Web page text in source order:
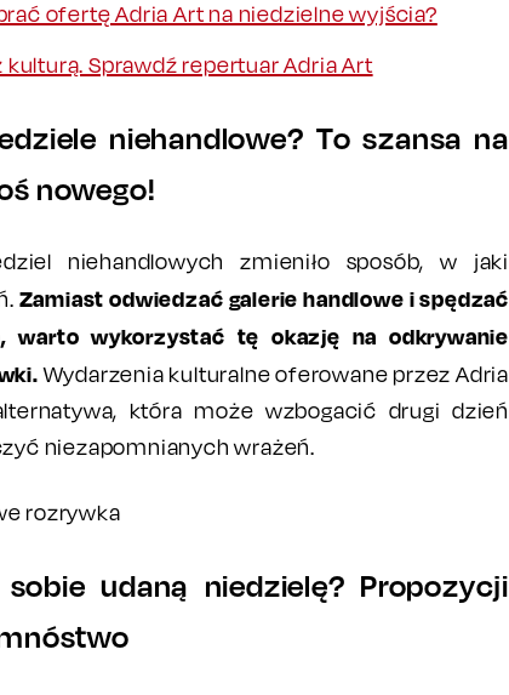
ofertę Adria Art na niedzielne wyjścia?
Sprawdź repertuar Adria Art
niehandlowe? To szansa na
nowego!
niehandlowych zmieniło sposób, w jaki
Zamiast odwiedzać galerie handlowe i spędzać
warto wykorzystać tę okazję na odkrywanie
Wydarzenia kulturalne oferowane przez Adria
która może wzbogacić drugi dzień
niezapomnianych wrażeń.
udaną niedzielę? Propozycji